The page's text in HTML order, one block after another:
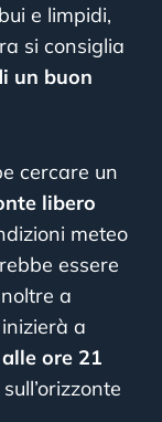
e limpidi,
si consiglia
un buon
cercare un
libero
meteo
essere
a
a
ore 21